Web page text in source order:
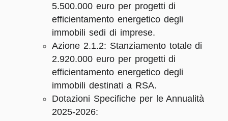
5.500.000 euro per progetti di
efficientamento energetico degli
immobili sedi di imprese.
Azione 2.1.2: Stanziamento totale di
2.920.000 euro per progetti di
efficientamento energetico degli
immobili destinati a RSA.
Dotazioni Specifiche per le Annualità
2025-2026: